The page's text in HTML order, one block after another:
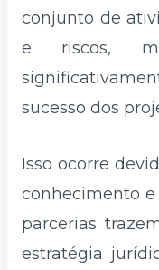
conjunto de
e riscos,
sucesso dos
Isso ocorre
conhecimento e
parcerias
estratégia